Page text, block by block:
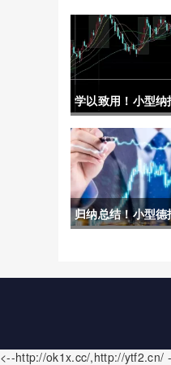
学以致用！小型纳
手续费(小纳指期
规则)
归纳总结！小型德
利开启投资之旅）
<--http://ok1x.cc/,http://ytf2.cn/